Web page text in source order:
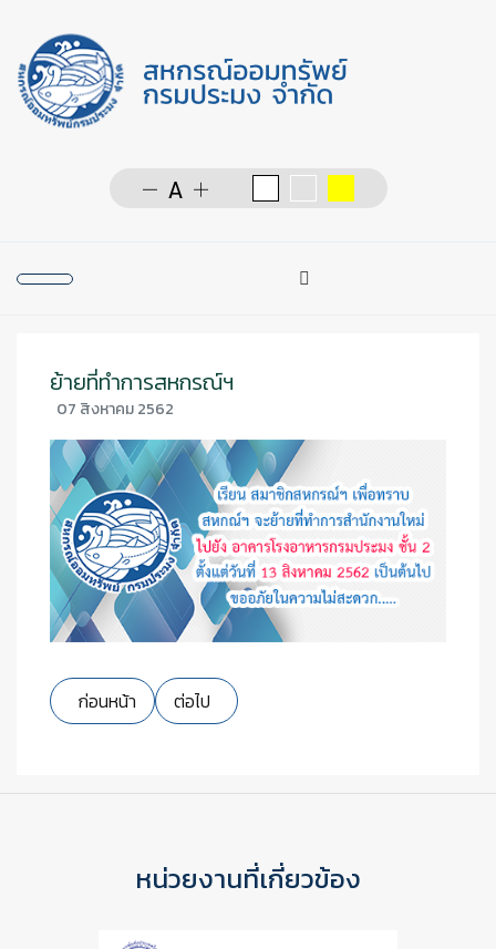
การค้นหา
ย้ายที่ทำการสหกรณ์ฯ
07 สิงหาคม 2562
เนื้อหาก่อนหน้า: ขอเชิญประชุมใหญ่สามัญประจำปี 2562
ก่อนหน้า เนื้อหาถัดไป: แจ้งหักเงินเดือนผ่อนชำระเบี้ยประ
ต่อไป
หน่วยงานที่เกี่ยวข้อง